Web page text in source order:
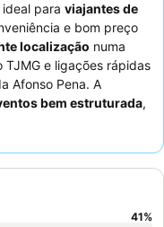
para viajantes de
e bom preço
localização numa
e ligações rápidas
Afonso Pena. A
bem estruturada,
relaxante,
superior para maior
41%